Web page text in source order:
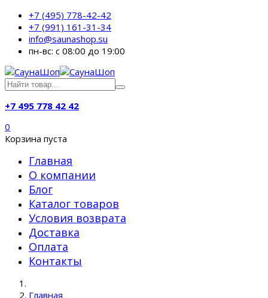
+7 (495) 778-42-42
+7 (991) 161-31-34
info@saunashop.su
пн-вс: с 08:00 до 19:00
+7 495 778 42 42
0
Корзина пуста
Главная
О компании
Блог
Каталог товаров
Условия возврата
Доставка
Оплата
Контакты
Главная